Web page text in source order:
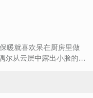
暖就喜欢呆在厨房里做
尔从云层中露出小脸的太